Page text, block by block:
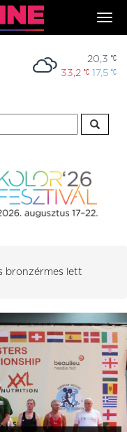
20,3
33,2
17,5
bronzérmes lett